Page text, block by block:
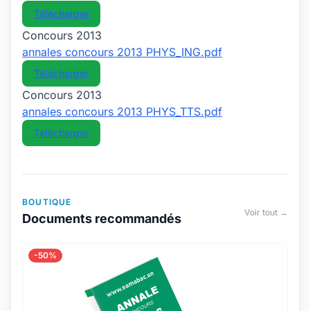
Télécharger
Concours 2013
annales concours 2013 PHYS_ING.pdf
Télécharger
Concours 2013
annales concours 2013 PHYS_TTS.pdf
Télécharger
BOUTIQUE
Documents recommandés Voir tout →
-50%